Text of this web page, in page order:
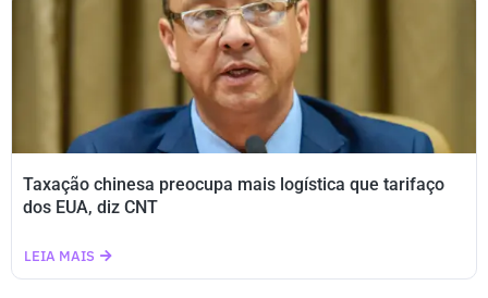
Taxação chinesa preocupa mais logística que tarifaço
dos EUA, diz CNT
LEIA MAIS